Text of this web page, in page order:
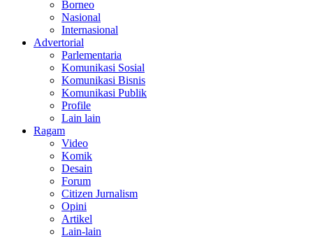
Borneo
Nasional
Internasional
Advertorial
Parlementaria
Komunikasi Sosial
Komunikasi Bisnis
Komunikasi Publik
Profile
Lain lain
Ragam
Video
Komik
Desain
Forum
Citizen Jurnalism
Opini
Artikel
Lain-lain